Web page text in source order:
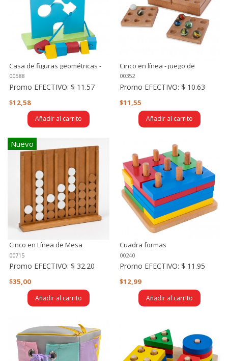
Casa de figuras geométricas -
encajable de formas, siluetas
00588
Promo EFECTIVO: $ 11.57
$12,58
Añadir al carrito
Cinco en línea - juego de
estrategia, lógica y rapidez
mental
00352
Promo EFECTIVO:$ 10.63
$11,55
Añadir al carrito
Nuevo
Cinco en Línea de Mesa
00715
Promo EFECTIVO: $ 32.20
$35,00
Añadir al carrito
Cuadra formas
00240
Promo EFECTIVO:$ 11.95
$12,99
Añadir al carrito